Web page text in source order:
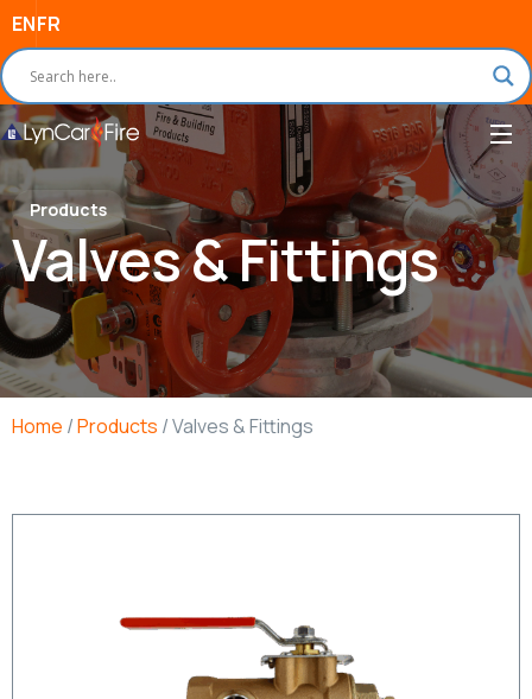
ENFR
Products
Valves & Fittings
Home /Products / Valves & Fittings